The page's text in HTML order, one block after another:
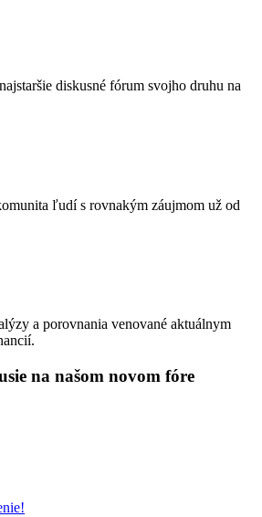
diskusné fórum svojho druhu na
ľudí s rovnakým záujmom už od
a porovnania venované aktuálnym
na našom novom fóre